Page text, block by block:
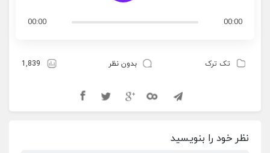
00:00
00:00
تک ترک بدون نظر 1,839
نظر خود را بنویسید